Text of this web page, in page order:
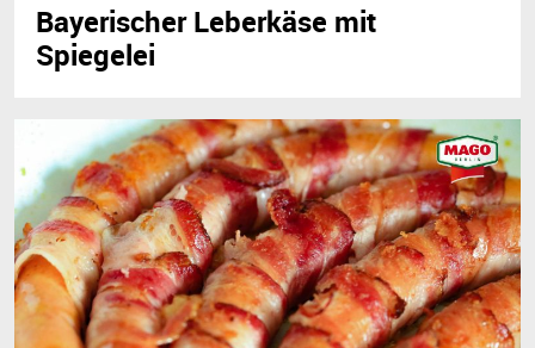
Bayerischer Leberkäse mit
Spiegelei